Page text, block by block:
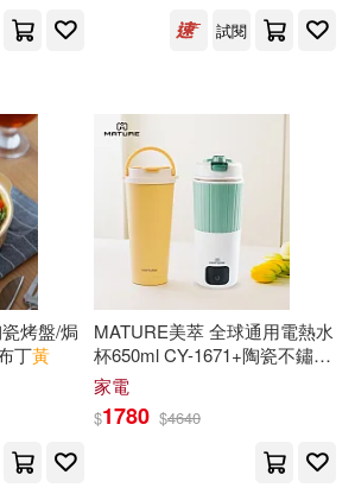
責任編輯(1)
張曉略(1)
張田嵐（主編）(1)
徐玉珊(1)
(1) 上硯(1)
(1)
學出版社(1)
試閱
烤盤/焗
丁黃
MATURE美萃 全球通用電熱水
杯650ml CY-1671+陶瓷不鏽鋼
雙飲保溫杯附吸管刷700ml-三
色可選 CY-2001 -電熱水杯+保
溫杯/奶茶米
家電
$1780 $4640